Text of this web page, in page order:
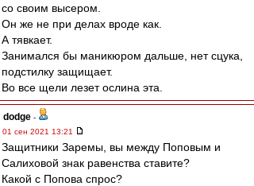
со своим высером.
Он же не при делах вроде как.
А тявкает.
Занимался бы маникюром дальше, нет сцука,
подстилку защищает.
Во все щели лезет ослина эта.
dodge -
01 сен 2021 13:21
Защитники Заремы, вы между Поповым и
Салиховой знак равенства ставите?
Какой с Попова спрос?